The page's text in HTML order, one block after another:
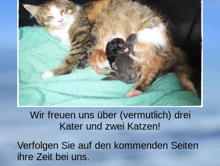
Wir freuen uns über (vermutlich) drei
Kater und zwei Katzen!
Verfolgen Sie auf den kommenden Seiten
ihre Zeit bei uns.